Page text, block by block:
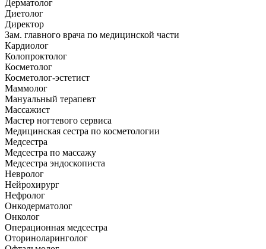
Дерматолог
Диетолог
Директор
Зам. главного врача по медицинской части
Кардиолог
Колопроктолог
Косметолог
Косметолог-эстетист
Маммолог
Мануальный терапевт
Массажист
Мастер ногтевого сервиса
Медицинская сестра по косметологии
Медсестра
Медсестра по массажу
Медсестра эндоскописта
Невролог
Нейрохирург
Нефролог
Онкодерматолог
Онколог
Операционная медсестра
Оториноларинголог